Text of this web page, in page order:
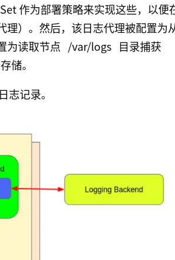
作为部署策略来实现这些，以便
）。然后，该日志代理被配置为
为读取节点 /var/logs 目录捕获
储。
记录。